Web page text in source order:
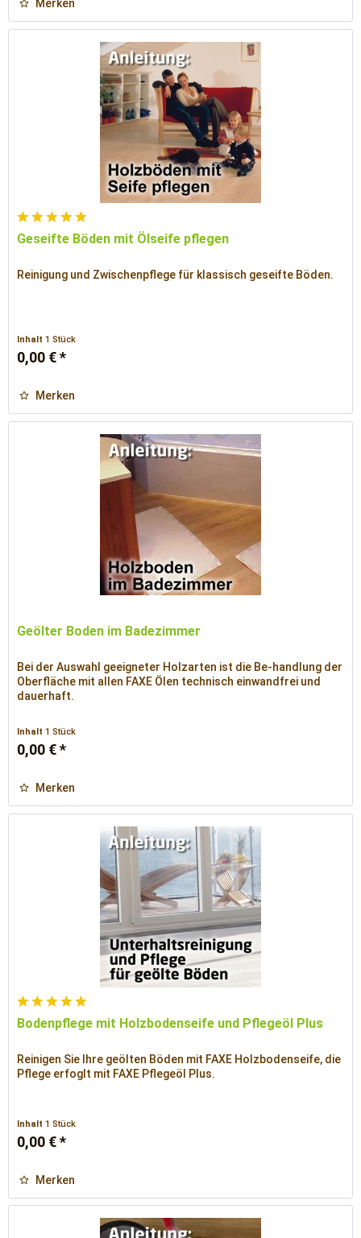
Merken
Geseifte Böden mit Ölseife pflegen
Reinigung und Zwischenpflege für klassisch geseifte Böden.
Inhalt1 Stück
0,00 € *
Merken
Geölter Boden im Badezimmer
Bei der Auswahl geeigneter Holzarten ist die Be-handlung der
Oberfläche mit allen FAXE Ölen technisch einwandfrei und
dauerhaft.
Inhalt1 Stück
0,00 € *
Merken
Bodenpflege mit Holzbodenseife und Pflegeöl Plus
Reinigen Sie Ihre geölten Böden mit FAXE Holzbodenseife, die
Pflege erfoglt mit FAXE Pflegeöl Plus.
Inhalt1 Stück
0,00 € *
Merken